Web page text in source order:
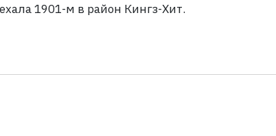
1901-м в район Кингз-Хит.